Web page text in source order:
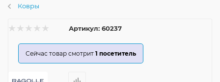
Ковры
Артикул: 60237
Сейчас товар смотрит 1 посетитель